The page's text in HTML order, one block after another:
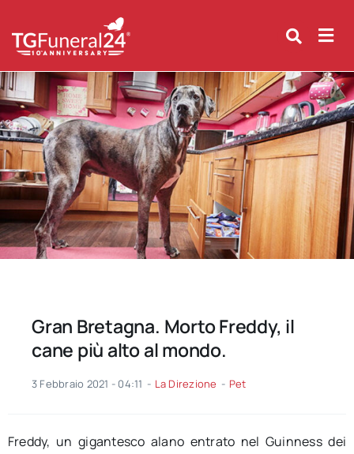
content
Gran Bretagna. Morto Freddy, il
cane più alto al mondo.
3 Febbraio 2021 - 04:11 - La Direzione - Pet
Freddy, un gigantesco alano entrato nel Guinness dei